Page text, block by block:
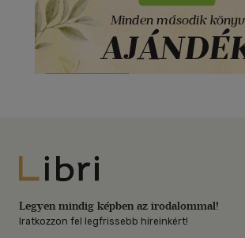
Libri
Legyen mindig képben az irodalommal!
Iratkozzon fel legfrissebb híreinkért!